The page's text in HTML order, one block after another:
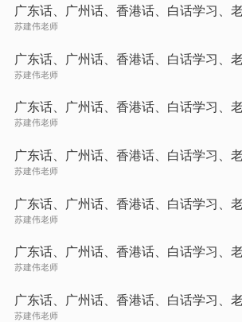
苏建伟老师
苏建伟老师
苏建伟老师
苏建伟老师
苏建伟老师
苏建伟老师
苏建伟老师